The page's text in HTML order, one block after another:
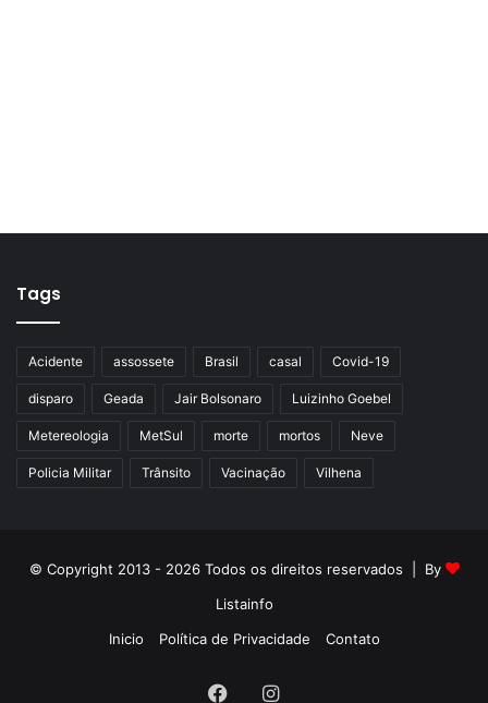
Tags
Acidente assossete Brasil casal Covid-19
disparo Geada Jair Bolsonaro Luizinho Goebel
Metereologia MetSul morte mortos Neve
Policia Militar Trânsito Vacinação Vilhena
© Copyright 2013 - 2026 Todos os direitos reservados | By
Listainfo
Inicio
Política de Privacidade Contato
FacebookInstagram